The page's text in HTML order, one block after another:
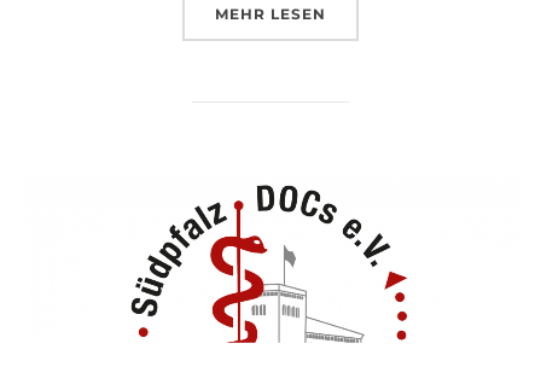
MEHR ÜBER „PJ IN MÜNCHEN –
LESEN